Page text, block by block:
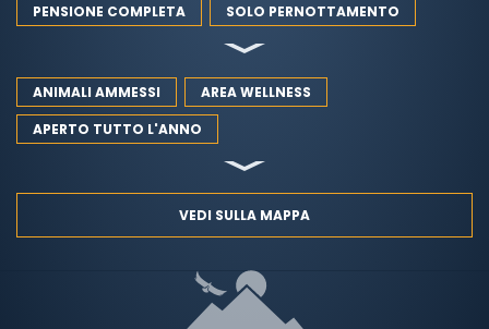
PENSIONE COMPLETA
SOLO PERNOTTAMENTO
ANIMALI AMMESSI
AREA WELLNESS
APERTO TUTTO L'ANNO
VEDI SULLA MAPPA